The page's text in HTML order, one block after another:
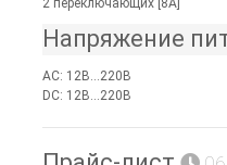
2 переключающих [8А]
Напряжение
AC: 12В...220В
DC: 12В...220В